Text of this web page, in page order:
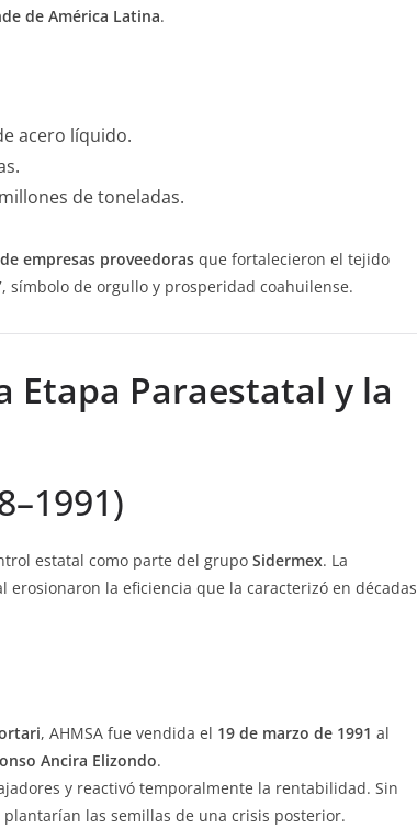
de América Latina.
acero líquido.
de toneladas.
empresas proveedoras que fortalecieron el tejido
, símbolo de orgullo y prosperidad coahuilense.
Etapa Paraestatal y la
estatal como parte del grupo Sidermex. La
la eficiencia que la caracterizó en décadas
, AHMSA fue vendida el 19 de marzo de 1991 al
Ancira Elizondo.
y reactivó temporalmente la rentabilidad. Sin
las semillas de una crisis posterior.